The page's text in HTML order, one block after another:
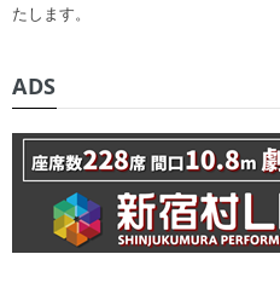
たします。
ADS